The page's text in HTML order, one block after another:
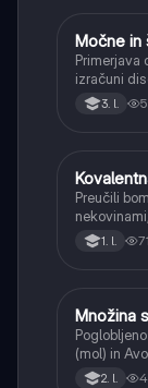
Kemija
Močne in
Primerjava
izračuni
disociacije.
3. l.
Kemija
Preučili
vezi.1. l. 71
Kemija
Množina
(mol) in
med2. l.